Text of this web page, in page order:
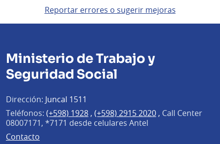
Reportar errores o sugerir mejoras
Ministerio de Trabajo y
Seguridad Social
Dirección: Juncal 1511
Teléfonos: (+598) 1928 , (+598) 2915 2020 , Call Center
08007171, *7171 desde celulares Antel
Contacto